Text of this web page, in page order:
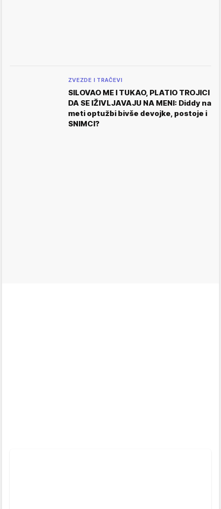
ZVEZDE I TRAČEVI
SILOVAO ME I TUKAO, PLATIO TROJICI
DA SE IŽIVLJAVAJU NA MENI: Diddy na
meti optužbi bivše devojke, postoje i
SNIMCI?